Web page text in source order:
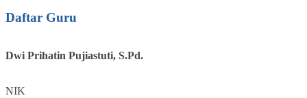
Daftar Guru
Dwi Prihatin Pujiastuti, S.Pd.
NIK